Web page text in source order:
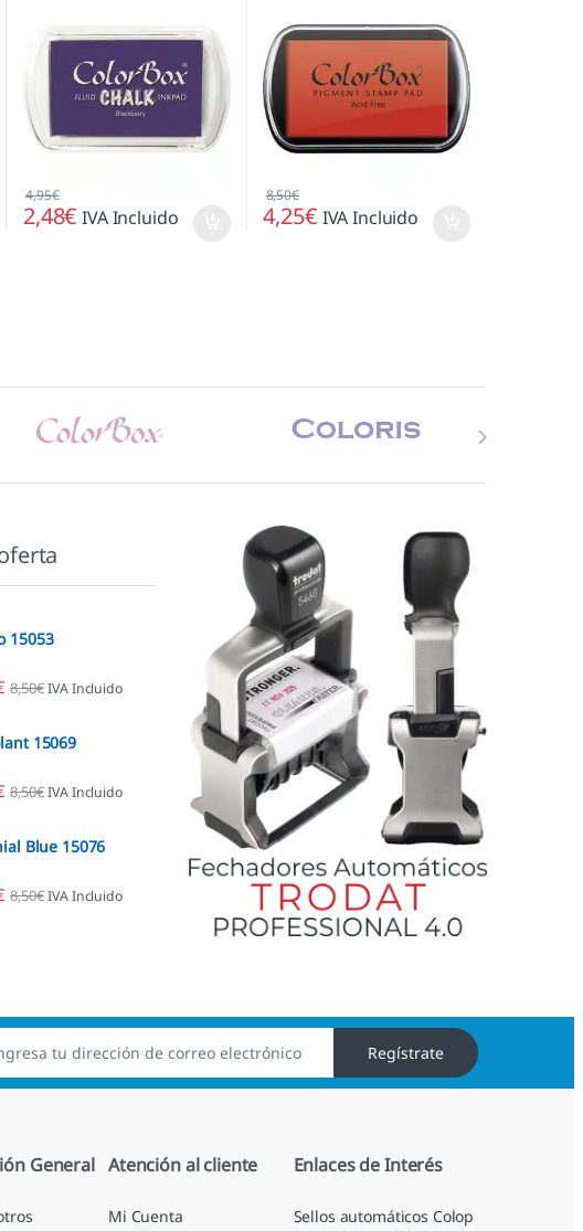
2,48€
4,95€
IVA Incluido 4,25€
8,50€
IVA Incluido
15053
8,50€ IVA Incluido
15069
8,50€ IVA Incluido
Blue 15076
8,50€ IVA Incluido
Regístrate
General Atención al cliente
Mi Cuenta
Enlaces de Interés
Sellos automáticos Colop